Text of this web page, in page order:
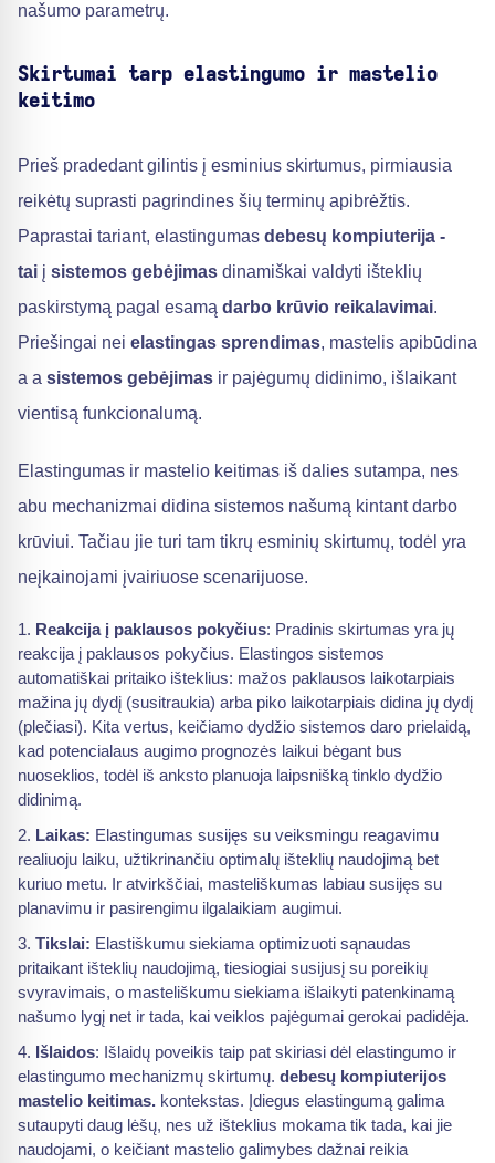
našumo parametrų.
Skirtumai tarp elastingumo ir mastelio
keitimo
Prieš pradedant gilintis į esminius skirtumus, pirmiausia
reikėtų suprasti pagrindines šių terminų apibrėžtis.
Paprastai tariant, elastingumas debesų kompiuterija -
tai į sistemos gebėjimas dinamiškai valdyti išteklių
paskirstymą pagal esamą darbo krūvio reikalavimai.
Priešingai nei elastingas sprendimas, mastelis apibūdina
a a sistemos gebėjimas ir pajėgumų didinimo, išlaikant
vientisą funkcionalumą.
Elastingumas ir mastelio keitimas iš dalies sutampa, nes
abu mechanizmai didina sistemos našumą kintant darbo
krūviui. Tačiau jie turi tam tikrų esminių skirtumų, todėl yra
neįkainojami įvairiuose scenarijuose.
Reakcija į paklausos pokyčius: Pradinis skirtumas yra jų
reakcija į paklausos pokyčius. Elastingos sistemos
automatiškai pritaiko išteklius: mažos paklausos laikotarpiais
mažina jų dydį (susitraukia) arba piko laikotarpiais didina jų dydį
(plečiasi). Kita vertus, keičiamo dydžio sistemos daro prielaidą,
kad potencialaus augimo prognozės laikui bėgant bus
nuoseklios, todėl iš anksto planuoja laipsnišką tinklo dydžio
didinimą.
Laikas: Elastingumas susijęs su veiksmingu reagavimu
realiuoju laiku, užtikrinančiu optimalų išteklių naudojimą bet
kuriuo metu. Ir atvirkščiai, masteliškumas labiau susijęs su
planavimu ir pasirengimu ilgalaikiam augimui.
Tikslai: Elastiškumu siekiama optimizuoti sąnaudas
pritaikant išteklių naudojimą, tiesiogiai susijusį su poreikių
svyravimais, o masteliškumu siekiama išlaikyti patenkinamą
našumo lygį net ir tada, kai veiklos pajėgumai gerokai padidėja.
Išlaidos: Išlaidų poveikis taip pat skiriasi dėl elastingumo ir
elastingumo mechanizmų skirtumų. debesų kompiuterijos
mastelio keitimas. kontekstas. Įdiegus elastingumą galima
sutaupyti daug lėšų, nes už išteklius mokama tik tada, kai jie
naudojami, o keičiant mastelio galimybes dažnai reikia